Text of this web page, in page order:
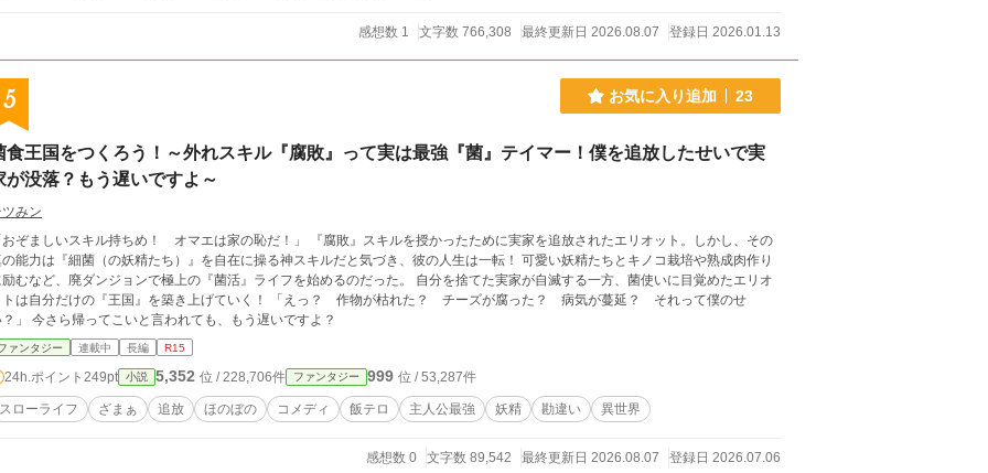
感想数 1 文字数 766,308 最終更新日 2026.08.07 登録日 2026.01.13
5 お気に入り追加 23
食王国をつくろう！～外れスキル『腐敗』って実は最強『菌』テイマー！僕を追放したせいで実
が没落？もう遅いですよ～
みン
おぞましいスキル持ちめ！ オマエは家の恥だ！」 『腐敗』スキルを授かったために実家を追放されたエリオット。しかし、その
能力は『細菌（の妖精たち）』を自在に操る神スキルだと気づき、彼の人生は一転！ 可愛い妖精たちとキノコ栽培や熟成肉作り
むなど、廃ダンジョンで極上の『菌活』ライフを始めるのだった。 自分を捨てた実家が自滅する一方、菌使いに目覚めたエリオ
自分だけの『王国』を築き上げていく！ 「えっ？ 作物が枯れた？ チーズが腐った？ 病気が蔓延？ それって僕のせ
」 今さら帰ってこいと言われても、もう遅いですよ？
ァンタジー 連載中 長編 R15
24h.ポイント 249pt 小説 5,352 位 / 228,706件 ファンタジー 999 位 / 53,287件
スローライフ ざまぁ 追放 ほのぼの コメディ 飯テロ 主人公最強 妖精 勘違い 異世界
感想数 0 文字数 89,542 最終更新日 2026.08.07 登録日 2026.07.06